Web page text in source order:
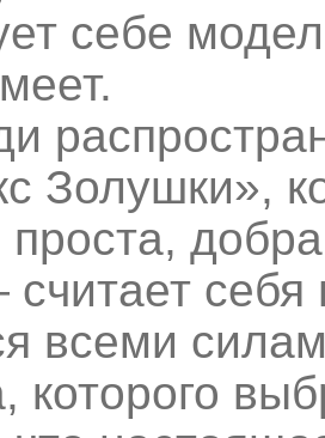
себе
Золушки»,
всеми
которого